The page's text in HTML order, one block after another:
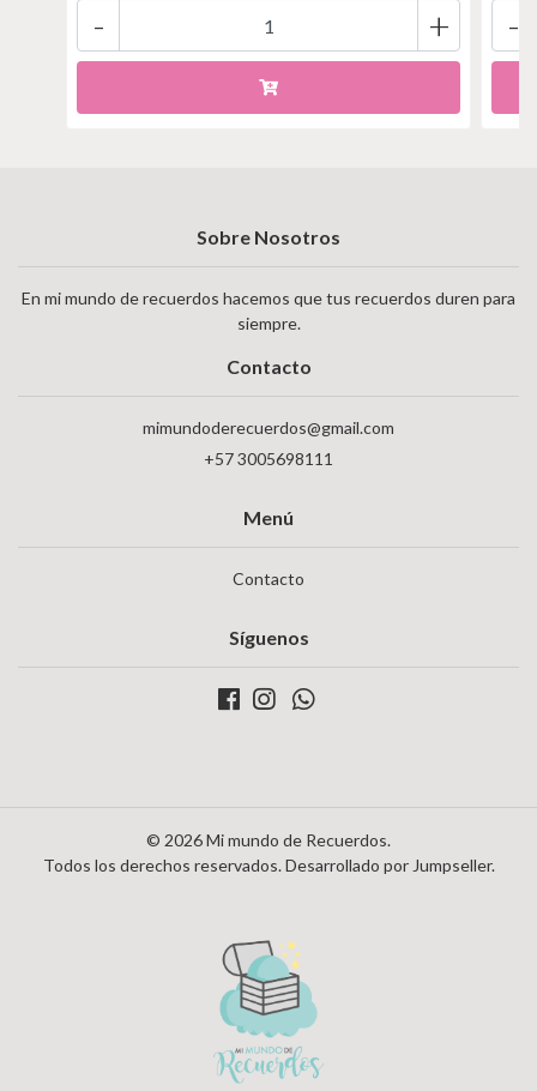
+
- -
Sobre Nosotros
En mi mundo de recuerdos hacemos que tus recuerdos duren para
siempre.
Contacto
mimundoderecuerdos@gmail.com
+57 3005698111
Menú
Contacto
Síguenos
© 2026 Mi mundo de Recuerdos.
Todos los derechos reservados.Desarrollado por Jumpseller.